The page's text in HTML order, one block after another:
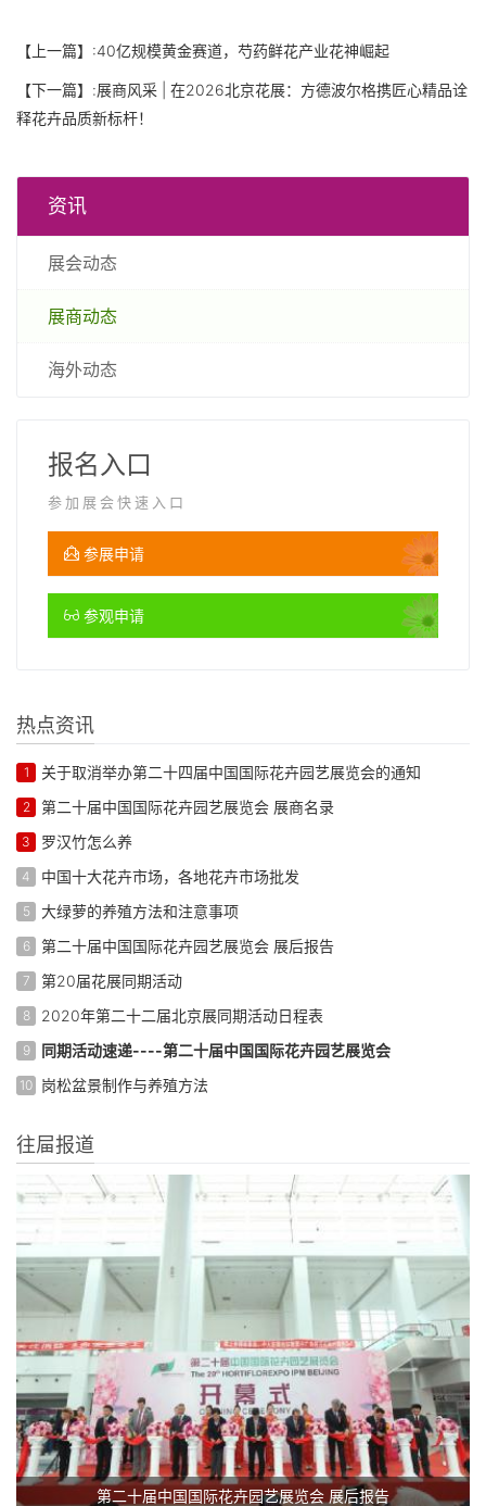
【上一篇】:40亿规模黄金赛道，芍药鲜花产业花神崛起
【下一篇】:展商风采 | 在2026北京花展：方德波尔格携匠心精品诠
释花卉品质新标杆！
资讯
展会动态
展商动态
海外动态
报名入口
参加展会快速入口
参展申请
参观申请
热点资讯
1 关于取消举办第二十四届中国国际花卉园艺展览会的通知
2 第二十届中国国际花卉园艺展览会 展商名录
3 罗汉竹怎么养
4 中国十大花卉市场，各地花卉市场批发
5 大绿萝的养殖方法和注意事项
6 第二十届中国国际花卉园艺展览会 展后报告
7 第20届花展同期活动
8 2020年第二十二届北京展同期活动日程表
9 同期活动速递----第二十届中国国际花卉园艺展览会
10 岗松盆景制作与养殖方法
往屇报道
第二十届中国国际花卉园艺展览会 展后报告